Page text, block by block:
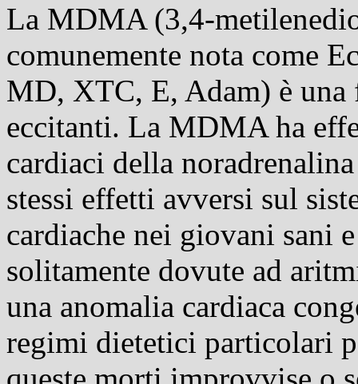
La MDMA (3,4-
comunemente nota come
MD, XTC, E, Adam) è
eccitanti. La MDMA ha
cardiaci della
stessi effetti avversi sul
cardiache nei giovani sani
solitamente dovute ad
una anomalia cardiaca
regimi dietetici particolari